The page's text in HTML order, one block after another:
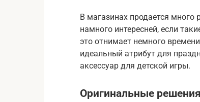
В магазинах продается
намного интересней, если
это отнимает немного
идеальный атрибут для
аксессуар для детской игры.
Оригинальные решения